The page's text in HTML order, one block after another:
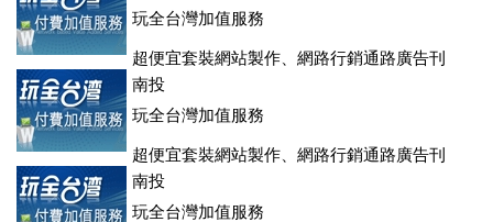
玩全台灣加值服務
超便宜套裝網站製作、網路行銷通路廣告刊
登、訂房系統、客房委託旅行社銷售，全面優惠中....
南投
玩全台灣加值服務
超便宜套裝網站製作、網路行銷通路廣告刊
登、訂房系統、客房委託旅行社銷售，全面優惠中....
南投
玩全台灣加值服務